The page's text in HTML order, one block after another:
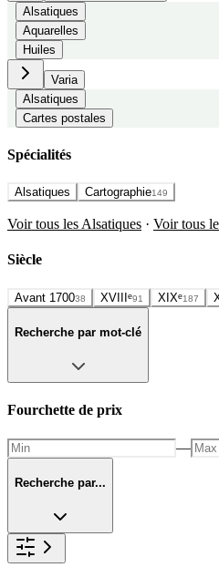
Alsatiques
Aquarelles
Huiles
Varia
Alsatiques
Cartes postales
Spécialités
Alsatiques Cartographie149
Voir tous les Alsatiques · Voir tous
Siècle
Avant 170038 XVIIIᵉ91 XIXᵉ187
Recherche par mot-clé
Fourchette de prix
—
Recherche par...